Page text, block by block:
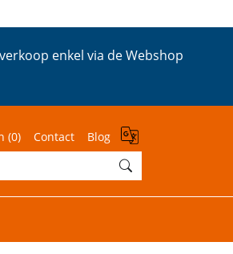
enkel via de Webshop
(0) Contact Blog